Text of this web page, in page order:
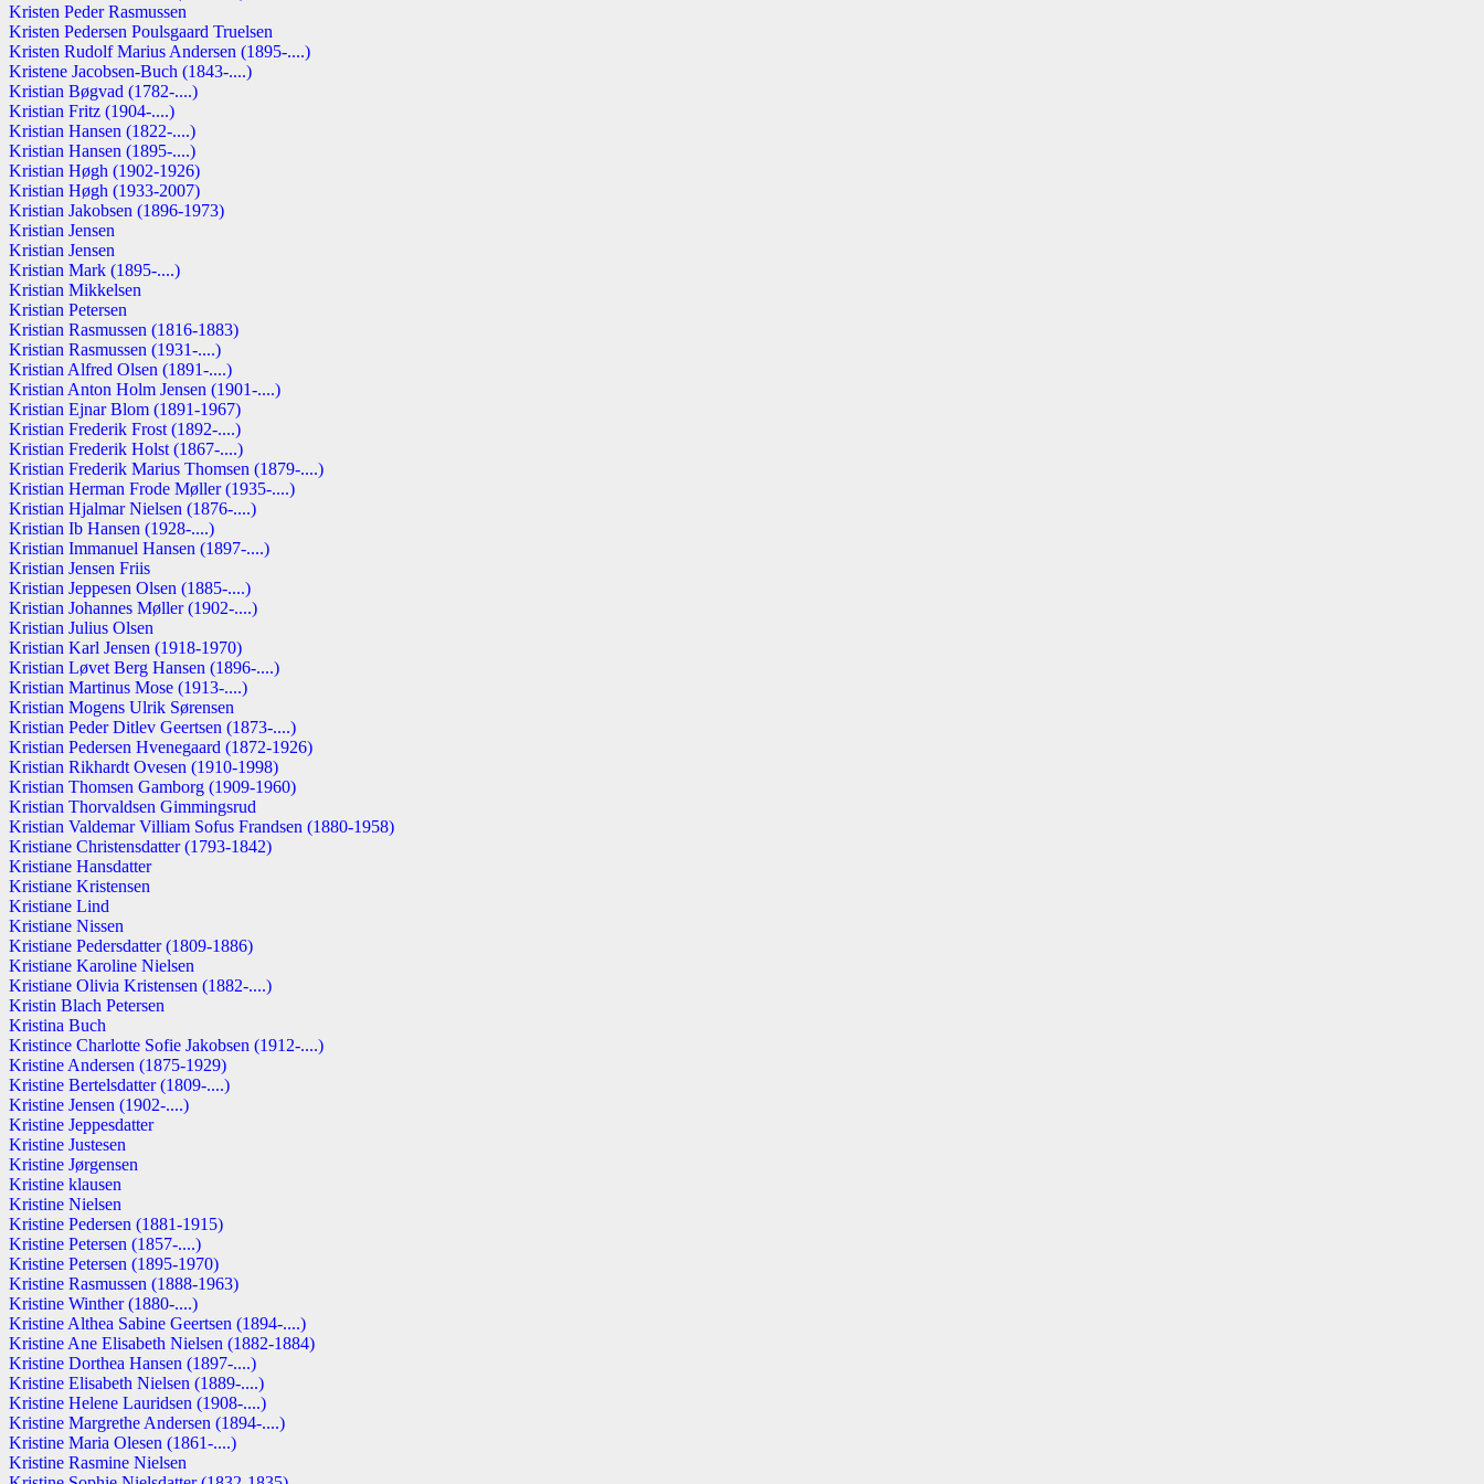
Kristen Peder Rasmussen
Kristen Pedersen Poulsgaard Truelsen
Kristen Rudolf Marius Andersen (1895-....)
Kristene Jacobsen-Buch (1843-....)
Kristian Bøgvad (1782-....)
Kristian Fritz (1904-....)
Kristian Hansen (1822-....)
Kristian Hansen (1895-....)
Kristian Høgh (1902-1926)
Kristian Høgh (1933-2007)
Kristian Jakobsen (1896-1973)
Kristian Jensen
Kristian Jensen
Kristian Mark (1895-....)
Kristian Mikkelsen
Kristian Petersen
Kristian Rasmussen (1816-1883)
Kristian Rasmussen (1931-....)
Kristian Alfred Olsen (1891-....)
Kristian Anton Holm Jensen (1901-....)
Kristian Ejnar Blom (1891-1967)
Kristian Frederik Frost (1892-....)
Kristian Frederik Holst (1867-....)
Kristian Frederik Marius Thomsen (1879-....)
Kristian Herman Frode Møller (1935-....)
Kristian Hjalmar Nielsen (1876-....)
Kristian Ib Hansen (1928-....)
Kristian Immanuel Hansen (1897-....)
Kristian Jensen Friis
Kristian Jeppesen Olsen (1885-....)
Kristian Johannes Møller (1902-....)
Kristian Julius Olsen
Kristian Karl Jensen (1918-1970)
Kristian Løvet Berg Hansen (1896-....)
Kristian Martinus Mose (1913-....)
Kristian Mogens Ulrik Sørensen
Kristian Peder Ditlev Geertsen (1873-....)
Kristian Pedersen Hvenegaard (1872-1926)
Kristian Rikhardt Ovesen (1910-1998)
Kristian Thomsen Gamborg (1909-1960)
Kristian Thorvaldsen Gimmingsrud
Kristian Valdemar Villiam Sofus Frandsen (1880-1958)
Kristiane Christensdatter (1793-1842)
Kristiane Hansdatter
Kristiane Kristensen
Kristiane Lind
Kristiane Nissen
Kristiane Pedersdatter (1809-1886)
Kristiane Karoline Nielsen
Kristiane Olivia Kristensen (1882-....)
Kristin Blach Petersen
Kristina Buch
Kristince Charlotte Sofie Jakobsen (1912-....)
Kristine Andersen (1875-1929)
Kristine Bertelsdatter (1809-....)
Kristine Jensen (1902-....)
Kristine Jeppesdatter
Kristine Justesen
Kristine Jørgensen
Kristine klausen
Kristine Nielsen
Kristine Pedersen (1881-1915)
Kristine Petersen (1857-....)
Kristine Petersen (1895-1970)
Kristine Rasmussen (1888-1963)
Kristine Winther (1880-....)
Kristine Althea Sabine Geertsen (1894-....)
Kristine Ane Elisabeth Nielsen (1882-1884)
Kristine Dorthea Hansen (1897-....)
Kristine Elisabeth Nielsen (1889-....)
Kristine Helene Lauridsen (1908-....)
Kristine Margrethe Andersen (1894-....)
Kristine Maria Olesen (1861-....)
Kristine Rasmine Nielsen